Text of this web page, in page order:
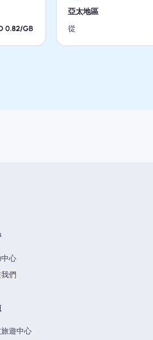
0.82/GB
亞太地區
從
心
們
遊中心